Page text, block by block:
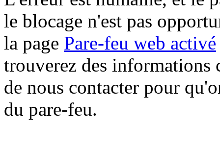
le blocage n'est pas
la page Pare-feu web activé
trouverez des informations
de nous contacter pour
du pare-feu.